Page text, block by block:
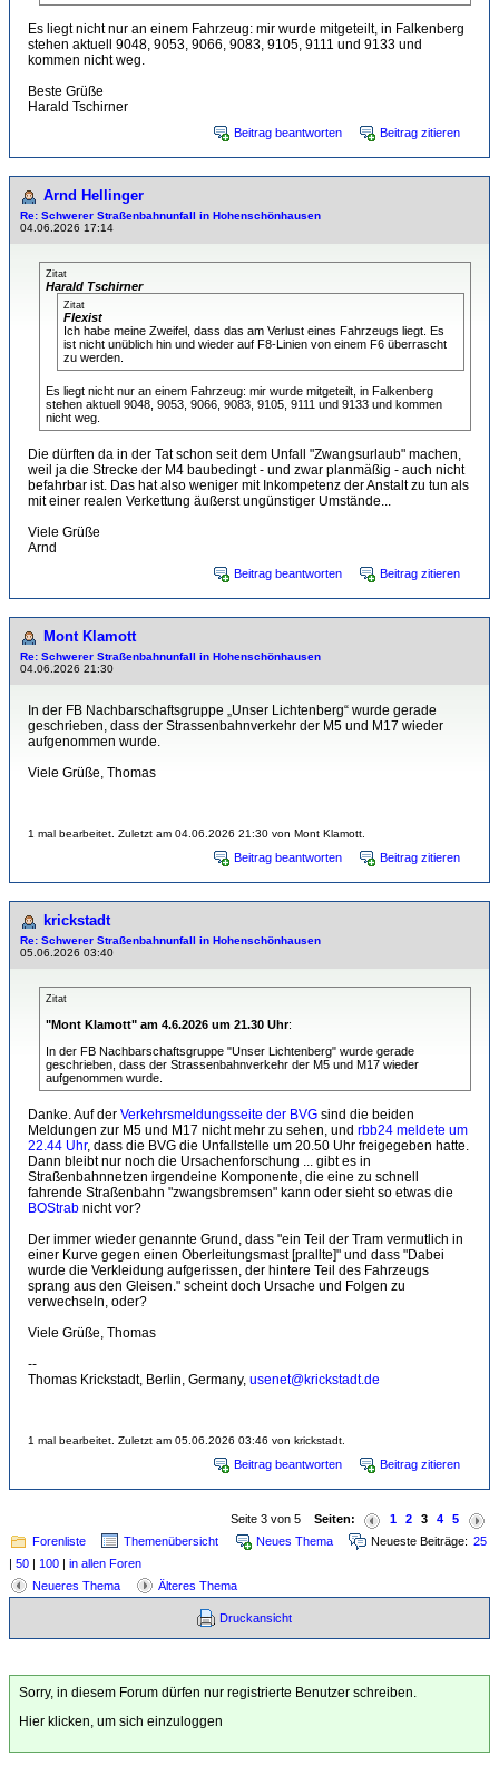
Es liegt nicht nur an einem Fahrzeug: mir wurde mitgeteilt, in Falkenberg
stehen aktuell 9048, 9053, 9066, 9083, 9105, 9111 und 9133 und
kommen nicht weg.
Beste Grüße
Harald Tschirner
Beitrag beantworten Beitrag zitieren
Arnd Hellinger
Re: Schwerer Straßenbahnunfall in Hohenschönhausen
04.06.2026 17:14
Zitat
Harald Tschirner
Zitat
Flexist
Ich habe meine Zweifel, dass das am Verlust eines Fahrzeugs liegt. Es
ist nicht unüblich hin und wieder auf F8-Linien von einem F6 überrascht
zu werden.
Es liegt nicht nur an einem Fahrzeug: mir wurde mitgeteilt, in Falkenberg
stehen aktuell 9048, 9053, 9066, 9083, 9105, 9111 und 9133 und kommen
nicht weg.
Die dürften da in der Tat schon seit dem Unfall "Zwangsurlaub" machen,
weil ja die Strecke der M4 baubedingt - und zwar planmäßig - auch nicht
befahrbar ist. Das hat also weniger mit Inkompetenz der Anstalt zu tun als
mit einer realen Verkettung äußerst ungünstiger Umstände...
Viele Grüße
Arnd
Beitrag beantworten Beitrag zitieren
Mont Klamott
Re: Schwerer Straßenbahnunfall in Hohenschönhausen
04.06.2026 21:30
In der FB Nachbarschaftsgruppe „Unser Lichtenberg“ wurde gerade
geschrieben, dass der Strassenbahnverkehr der M5 und M17 wieder
aufgenommen wurde.
Viele Grüße, Thomas
1 mal bearbeitet. Zuletzt am 04.06.2026 21:30 von Mont Klamott.
Beitrag beantworten Beitrag zitieren
krickstadt
Re: Schwerer Straßenbahnunfall in Hohenschönhausen
05.06.2026 03:40
Zitat
"Mont Klamott" am 4.6.2026 um 21.30 Uhr:
In der FB Nachbarschaftsgruppe "Unser Lichtenberg" wurde gerade
geschrieben, dass der Strassenbahnverkehr der M5 und M17 wieder
aufgenommen wurde.
Danke. Auf der Verkehrsmeldungsseite der BVG sind die beiden
Meldungen zur M5 und M17 nicht mehr zu sehen, und rbb24 meldete um
22.44 Uhr, dass die BVG die Unfallstelle um 20.50 Uhr freigegeben hatte.
Dann bleibt nur noch die Ursachenforschung ... gibt es in
Straßenbahnnetzen irgendeine Komponente, die eine zu schnell
fahrende Straßenbahn "zwangsbremsen" kann oder sieht so etwas die
BOStrab nicht vor?
Der immer wieder genannte Grund, dass "ein Teil der Tram vermutlich in
einer Kurve gegen einen Oberleitungsmast [prallte]" und dass "Dabei
wurde die Verkleidung aufgerissen, der hintere Teil des Fahrzeugs
sprang aus den Gleisen." scheint doch Ursache und Folgen zu
verwechseln, oder?
Viele Grüße, Thomas
--
Thomas Krickstadt, Berlin, Germany, usenet@krickstadt.de
1 mal bearbeitet. Zuletzt am 05.06.2026 03:46 von krickstadt.
Beitrag beantworten Beitrag zitieren
Seite 3 von 5 Seiten: 1 2 3 4
5
Forenliste
Themenübersicht Neues Thema Neueste Beiträge: 25
| 50 | 100 | in allen Foren
Neueres Thema
Älteres Thema
Druckansicht
Sorry, in diesem Forum dürfen nur registrierte Benutzer schreiben.
Hier klicken, um sich einzuloggen